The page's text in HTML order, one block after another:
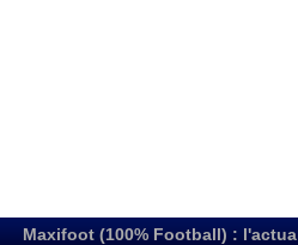
Maxifoot (100% Football) :